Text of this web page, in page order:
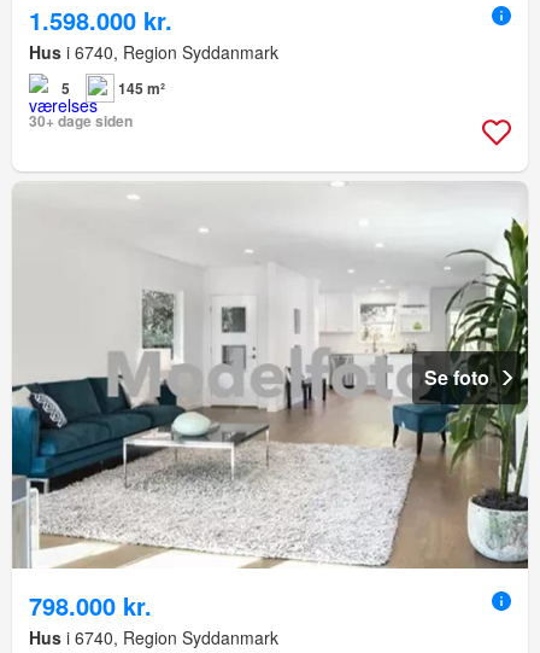
1.598.000 kr.
Hus i 6740, Region Syddanmark
5
145 m²
30+ dage siden
Se foto
798.000 kr.
Hus i 6740, Region Syddanmark